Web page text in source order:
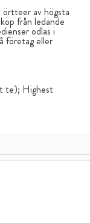
örtteer av högsta
från ledande
odlas i
företag eller
te); Highest